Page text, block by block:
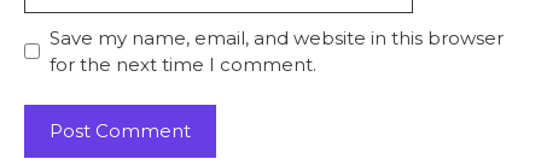
Save my name, email, and website in this browser
for the next time I comment.